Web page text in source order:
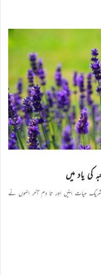
یاد میں
مسعود دسمبر ۱۹۷۲ء میں میری شریک حیات بنیں اور تا دم آخر انہوں نے